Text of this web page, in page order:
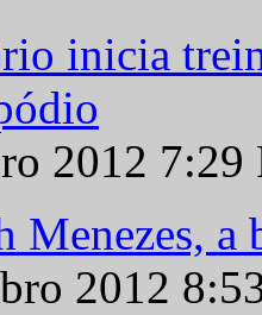
inicia
2012
Menezes,
2012